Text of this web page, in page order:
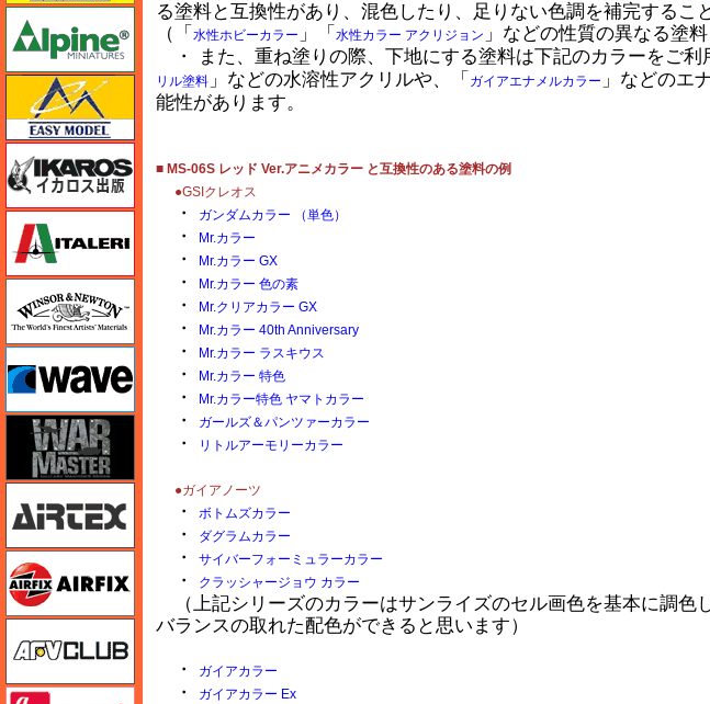
る塗料と互換性があり、混色したり、足りない色調を補完するこ
（「 水性ホビーカラー 」「 水性カラー アクリジョン 」などの性質の異なる塗
・ また、重ね塗りの際、下地にする塗料は下記のカラーをご利
リル塗料 」などの水溶性アクリルや、「 ガイアエナメルカラー 」などのエ
能性があります。
■ MS-06S レッド Ver.アニメカラー と互換性のある塗料の例
●GSIクレオス
・ ガンダムカラー （単色）
・ Mr.カラー
・ Mr.カラー GX
・ Mr.カラー 色の素
・ Mr.クリアカラー GX
・ Mr.カラー 40th Anniversary
・ Mr.カラー ラスキウス
・ Mr.カラー 特色
・ Mr.カラー特色 ヤマトカラー
・ ガールズ＆パンツァーカラー
・ リトルアーモリーカラー
●ガイアノーツ
・ ボトムズカラー
・ ダグラムカラー
・ サイバーフォーミュラーカラー
・ クラッシャージョウ カラー
（上記シリーズのカラーはサンライズのセル画色を基本に調色
バランスの取れた配色ができると思います）
・ ガイアカラー
・ ガイアカラー Ex
アルパイン
イージーモデル
イタレリ
ウインザー＆ニュートン
ウェーブ
ウォーマスターズ
エアテックス
エアフィックス
AFVクラブ